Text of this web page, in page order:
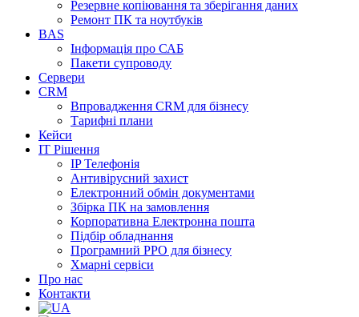
Резервне копіювання та зберігання даних
Ремонт ПК та ноутбуків
BAS
Інформація про САБ
Пакети супроводу
Сервери
CRM
Впровадження CRM для бізнесу
Тарифні плани
Кейси
ІТ Рішення
IP Телефонія
Антивірусний захист
Електронний обмін документами
Збірка ПК на замовлення
Корпоративна Електронна пошта
Підбір обладнання
Програмний РРО для бізнесу
Хмарні сервіси
Про нас
Контакти